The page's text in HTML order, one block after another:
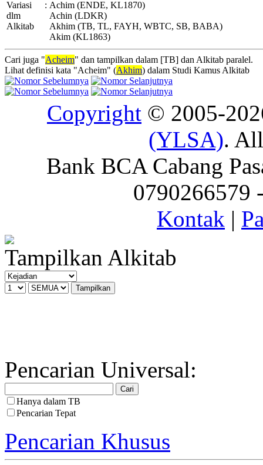
Variasi
dlm
Alkitab
: Achim (ENDE, KL1870)
Achin (LDKR)
Akhim (TB, TL, FAYH, WBTC, SB, BABA)
Akim (KL1863)
Cari juga "Acheim" dan tampilkan dalam [TB] dan Alkitab paralel.
Lihat definisi kata "Acheim" (Akhim) dalam Studi Kamus Alkitab
Copyright © 2005-
(YLSA).
Bank BCA Cabang
0790266579
Kontak |
Tampilkan Alkitab
Pencarian Universal:
Hanya dalam TB
Pencarian Tepat
Pencarian Khusus